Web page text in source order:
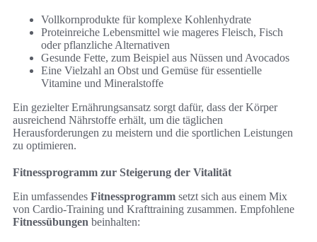
Vollkornprodukte für komplexe Kohlenhydrate
Proteinreiche Lebensmittel wie mageres Fleisch, Fisch
oder pflanzliche Alternativen
Gesunde Fette, zum Beispiel aus Nüssen und Avocados
Eine Vielzahl an Obst und Gemüse für essentielle
Vitamine und Mineralstoffe
Ein gezielter Ernährungsansatz sorgt dafür, dass der Körper
ausreichend Nährstoffe erhält, um die täglichen
Herausforderungen zu meistern und die sportlichen Leistungen
zu optimieren.
Fitnessprogramm zur Steigerung der Vitalität
Ein umfassendes Fitnessprogramm setzt sich aus einem Mix
von Cardio-Training und Krafttraining zusammen. Empfohlene
Fitnessübungen beinhalten: